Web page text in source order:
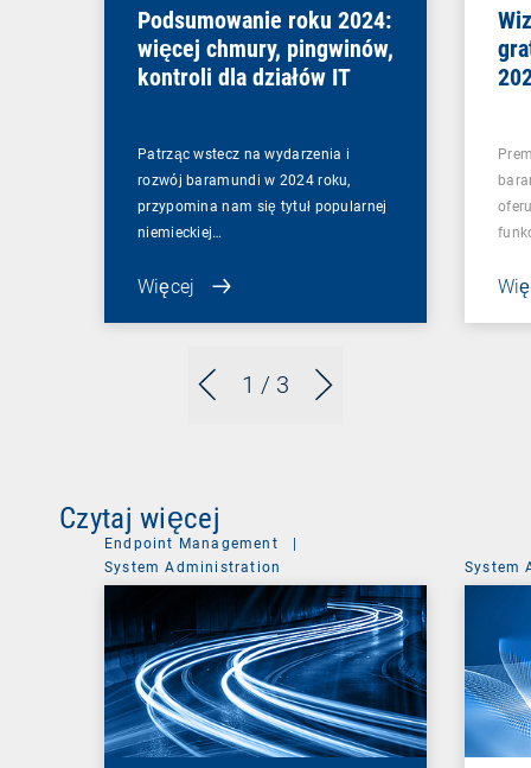
1 / 3
Podsumowanie roku 2024:
więcej chmury, pingwinów,
kontroli dla działów IT
Patrząc wstecz na wydarzenia i
rozwój baramundi w 2024 roku,
przypomina nam się tytuł popularnej
niemieckiej…
Więcej
Czytaj więcej
Endpoint Management
System Administration
System